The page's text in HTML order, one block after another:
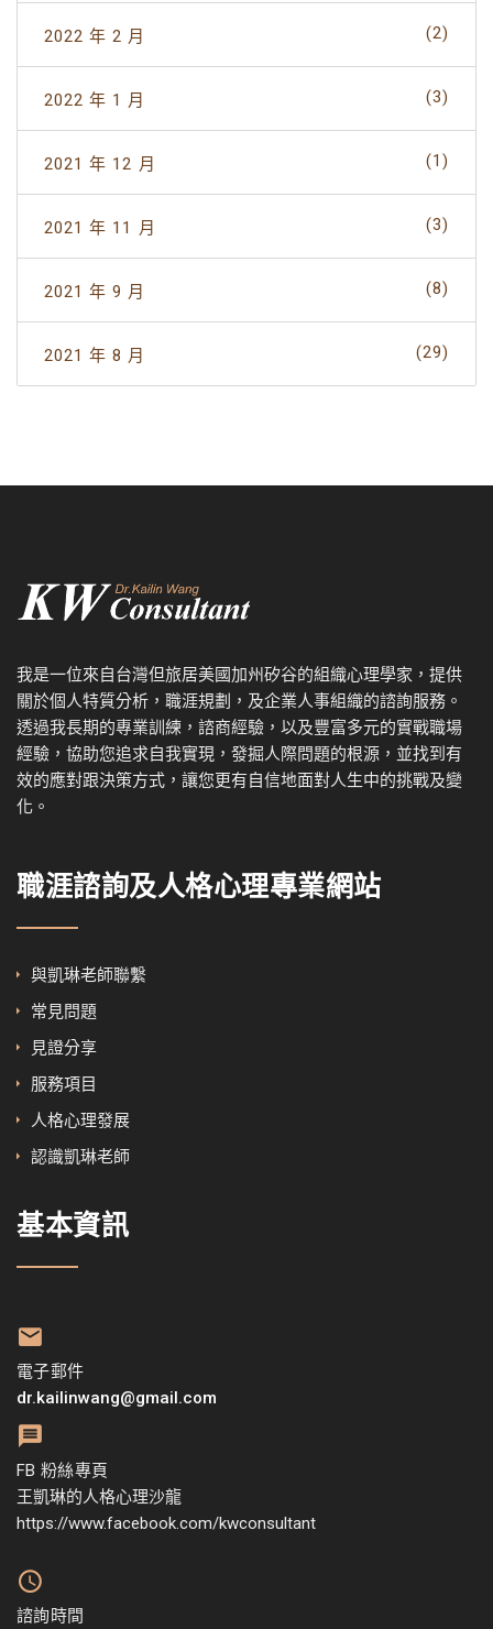
2022 年 2 月 (2)
2022 年 1 月 (3)
2021 年 12 月 (1)
2021 年 11 月 (3)
2021 年 9 月 (8)
2021 年 8 月 (29)
我是一位來自台灣但旅居美國加州矽谷的組織心理學家，提供
關於個人特質分析，職涯規劃，及企業人事組織的諮詢服務。
透過我長期的專業訓練，諮商經驗，以及豐富多元的實戰職場
經驗，協助您追求自我實現，發掘人際問題的根源，並找到有
效的應對跟決策方式，讓您更有自信地面對人生中的挑戰及變
化。
職涯諮詢及人格心理專業網站
與凱琳老師聯繫
常見問題
見證分享
服務項目
人格心理發展
認識凱琳老師
基本資訊
電子郵件
dr.kailinwang@gmail.com
FB 粉絲專頁
王凱琳的人格心理沙龍
https://www.facebook.com/kwconsultant
諮詢時間